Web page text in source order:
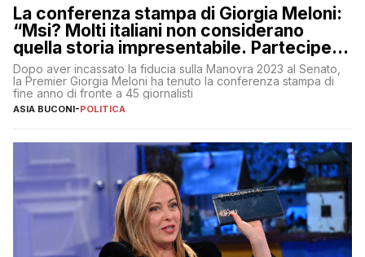
La conferenza stampa di Giorgia Meloni:
“Msi? Molti italiani non considerano
quella storia impresentabile. Parteciperò
al 25 aprile”
Dopo aver incassato la fiducia sulla Manovra 2023 al Senato,
la Premier Giorgia Meloni ha tenuto la conferenza stampa di
fine anno di fronte a 45 giornalisti
ASIA BUCONI-POLITICA